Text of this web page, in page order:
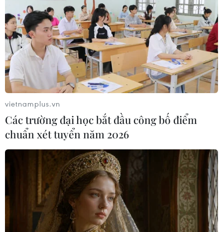
vietnamplus.vn
Các trường đại học bắt đầu công bố điểm
chuẩn xét tuyển năm 2026